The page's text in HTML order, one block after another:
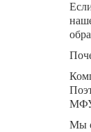
МФУ
Мы